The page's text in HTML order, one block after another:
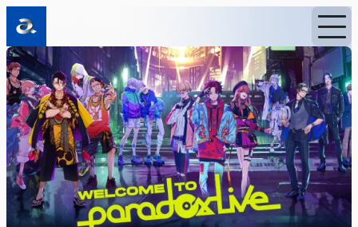
首頁消息 電子通訊